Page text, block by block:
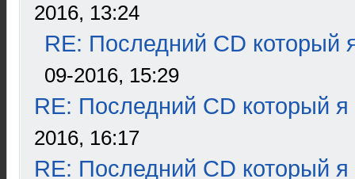
2016, 13:24
RE: Последний CD который
09-2016, 15:29
RE: Последний CD который я
2016, 16:17
RE: Последний CD который я